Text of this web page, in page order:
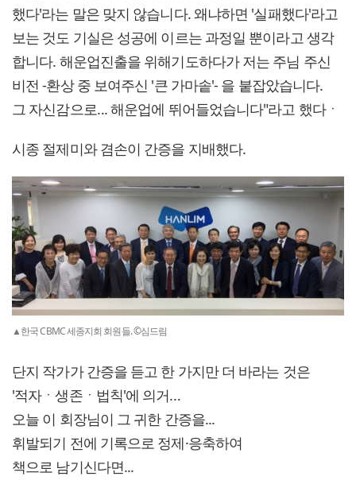
했다'라는 말은 맞지 않습니다. 왜냐하면 '실패했다'라고
보는 것도 기실은 성공에 이르는 과정일 뿐이라고 생각
합니다. 해운업진출을 위해기도하다가 저는 주님 주신
비전 -환상 중 보여주신 '큰 가마솥'- 을 붙잡았습니다.
그 자신감으로‥. 해운업에 뛰어들었습니다"라고 했다ㆍ
시종 절제미와 겸손이 간증을 지배했다.
▲한국 CBMC 세종지회 회원들. ©심드림
단지 작가가 간증을 듣고 한 가지만 더 바라는 것은
'적자ㆍ생존ㆍ법칙'에 의거.‥
오늘 이 회장님이 그 귀한 간증을...
휘발되기 전에 기록으로 정제·응축하여
책으로 남기신다면...